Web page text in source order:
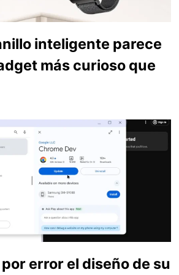
inteligente parece
más curioso que
error el diseño de su